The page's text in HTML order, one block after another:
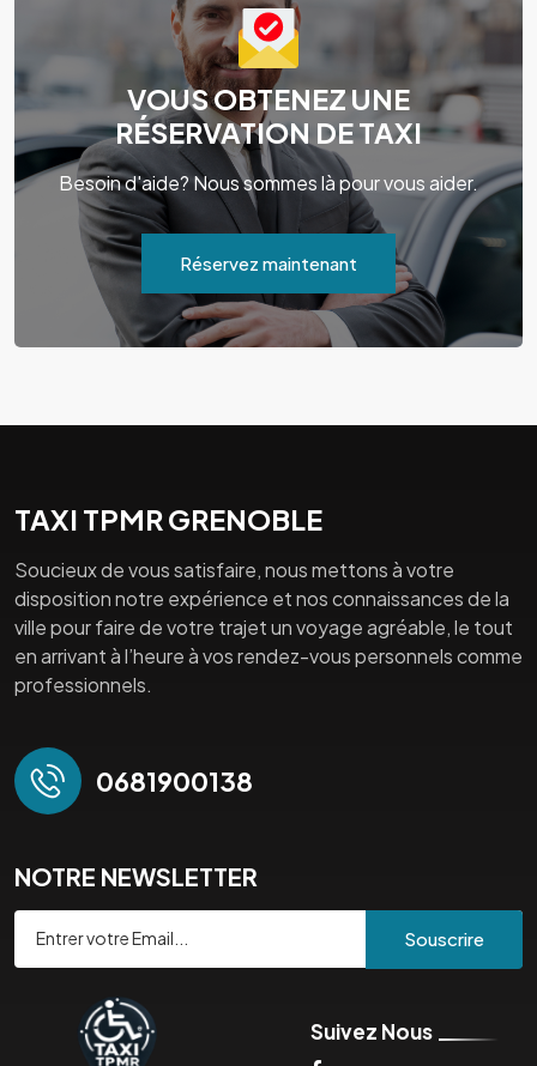
VOUS OBTENEZ UNE
RÉSERVATION DE TAXI
Besoin d'aide? Nous sommes là pour vous aider.
Réservez maintenant
TAXI TPMR GRENOBLE
Soucieux de vous satisfaire, nous mettons à votre
disposition notre expérience et nos connaissances de la
ville pour faire de votre trajet un voyage agréable, le tout
en arrivant à l’heure à vos rendez-vous personnels comme
professionnels.
0681900138
NOTRE NEWSLETTER
Souscrire
Suivez Nous